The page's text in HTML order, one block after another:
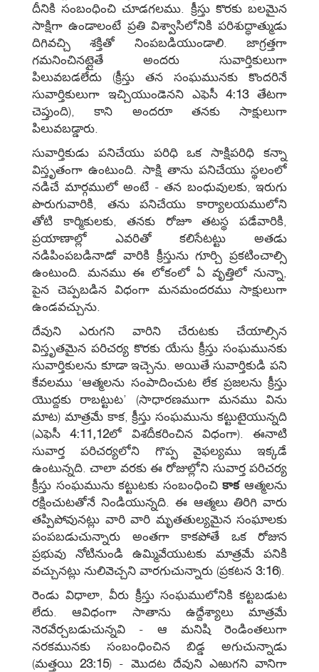
దీనికి సంబంధించి చూడగలము. క్రీస్తు కొరకు బలమైన
సాక్షిగా ఉండాలంటే ప్రతి విశ్వాసిలోనికి పరిశుద్ధాత్ముడు
దిగివచ్చి శక్తితో నింపబడియుండాలి. జాగ్రత్తగా
గమనించినట్లైతే అందరు సువార్తికులుగా
పిలువబడలేదు (క్రీస్తు తన సంఘమునకు కొందరినే
సువార్తికులుగా ఇచ్చియుండెనని ఎఫెసీ4:13తేటగా
చెప్తుంది), కాని అందరూ తనకు సాక్షులుగా
పిలువబడ్డారు.
సువార్తికుడు పనిచేయు పరిధి ఒక సాక్షిపరిధి కన్నా
విస్తృతంగా ఉంటుంది. సాక్షి తాను పనిచేయు స్థలంలో
నడిచే మార్గములో అంటే - తన బంధువులకు, ఇరుగు
పొరుగువారికి, తను పనిచేయు కార్యాలయములోని
తోటి కార్మికులకు, తనకు రోజూ తటస్థ పడేవారికి,
ప్రయాణాల్లో ఎవరితో కలిసేటట్టు అతడు
నడిపింపబడినాడో వారికి క్రీస్తును గూర్చి ప్రకటించాల్సి
ఉంటుంది. మనము ఈ లోకంలో ఏ వృత్తిలో నున్నా,
పైన చెప్పబడిన విధంగా మనమందరము సాక్షులుగా
ఉండవచ్చును.
దేవుని ఎరుగని వారిని చేరుటకు చేయాల్సిన
విస్తృతమైన పరిచర్య కొరకు యేసు క్రీస్తు సంఘమునకు
సువార్తికులను కూడా ఇచ్చెను. అయితే సువార్తికుడి పని
కేవలము ‘ఆత్మలను సంపాదించుట లేక ప్రజలను క్రీస్తు
యొద్దకు రాబట్టుట’ (సాధారణముగా మనము విను
మాట) మాత్రమే కాక, క్రీస్తు సంఘమును కట్టుటైయున్నది
(ఎఫెసీ4:11,12లో విశదీకరించిన విధంగా). ఈనాటి
సువార్త పరిచర్యలోని గొప్ప వైఫల్యము ఇక్కడే
ఉంటున్నది. చాలా వరకు ఈ రోజుల్లోని సువార్త పరిచర్య
క్రీస్తు సంఘమును కట్టుటకు సంబంధించికాకఆత్మలను
రక్షించుటతోనే నిండియున్నది. ఈ ఆత్మలు తిరిగి వారు
తప్పిపోవునట్లు వారి వారి మృతతుల్యమైన సంఘాలకు
పంపబడుచున్నారు అంతగా కాకపోతే ఒక రోజున
ప్రభువు నోటినుండి ఉమ్మివేయుటకు మాత్రమే పనికి
వచ్చునట్లు నులివెచ్చని వారగుచున్నారు (ప్రకటన 3:16).
రెండు విధాలా, వీరు క్రీస్తు సంఘములోనికి కట్టబడుట
లేదు. ఆవిధంగా సాతాను ఉద్దేశ్యాలు మాత్రమే
నెరవేర్చబడుచున్నవి - ఆ మనిషి రెండింతలుగా
నరకమునకు సంబంధించిన బిడ్డ అగుచున్నాడు
(మత్తయి23:15) - మొదట దేవుని ఎఱుగని వానిగా